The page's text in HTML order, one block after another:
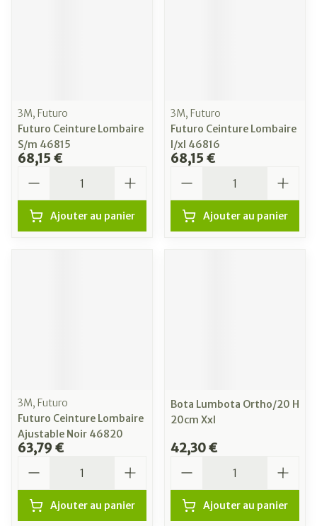
3M, Futuro
Futuro Ceinture Lombaire
S/m 46815
68,15 €
Ajouter au panier
3M, Futuro
Futuro Ceinture Lombaire
l/xl 46816
68,15 €
Ajouter au panier
3M, Futuro
Futuro Ceinture Lombaire
Ajustable Noir 46820
63,79 €
Ajouter au panier
Bota Lumbota Ortho/20 H
20cm Xxl
42,30 €
Ajouter au panier